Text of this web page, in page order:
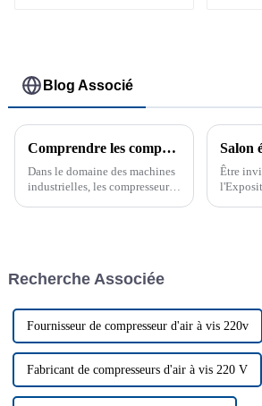
Blog Associé
Comprendre les compresseurs à vis à injection d'huile : fonctionnalité et objectif
Dans le domaine des machines
industrielles, les compresseurs
Parmi les différents types ...
Être
Recherche Associée
Fournisseur de compresseur d'air à vis 220v
Fabricant de compresseurs d'air à vis 220 V